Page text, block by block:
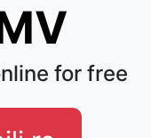
for free